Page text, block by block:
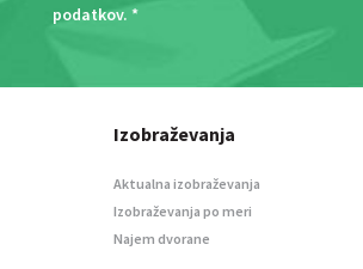
podatkov. *
Izobraževanja
Aktualna izobraževanja
Izobraževanja po meri
Najem dvorane